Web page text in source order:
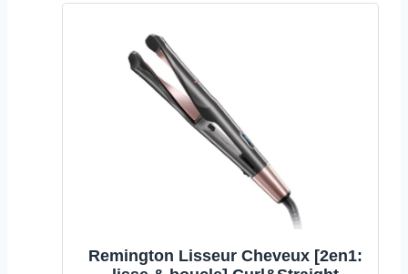
Remington Lisseur Cheveux [2en1: